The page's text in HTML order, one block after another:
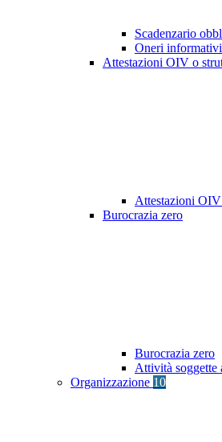
Scadenzario
Oneri
Attestazioni OIV o
Attestazioni OIV
Burocrazia zero
Burocrazia zero
Attività soggette
Organizzazione 10